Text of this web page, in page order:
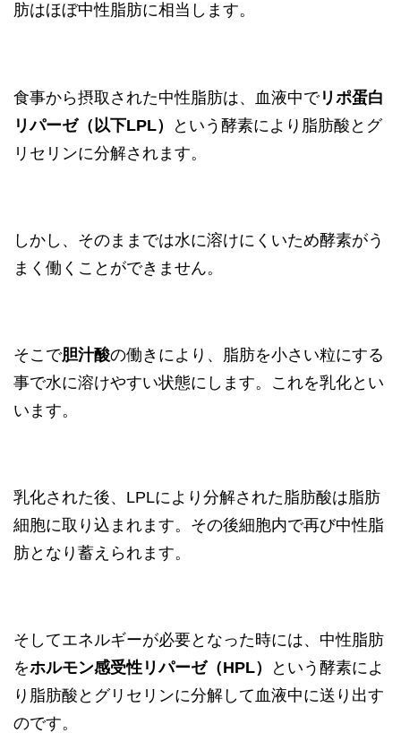
肪はほぼ中性脂肪に相当します。
食事から摂取された中性脂肪は、血液中でリポ蛋白
リパーゼ（以下LPL）
という酵素により脂肪酸とグ
リセリンに分解されます。
しかし、そのままでは水に溶けにくいため酵素がう
まく働くことができません。
そこで胆汁酸の働きにより、脂肪を小さい粒にする
事で水に溶けやすい状態にします。これを乳化とい
います。
乳化された後、LPLにより分解された脂肪酸は脂肪
細胞に取り込まれます。その後細胞内で再び中性脂
肪となり蓄えられます。
そしてエネルギーが必要となった時には、中性脂肪
をホルモン感受性リパーゼ（HPL）
という酵素によ
り脂肪酸とグリセリンに分解して血液中に送り出す
のです。